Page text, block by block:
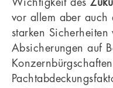
Wichtigkeit des
vor allem aber auch
starken
Absicherungen auf